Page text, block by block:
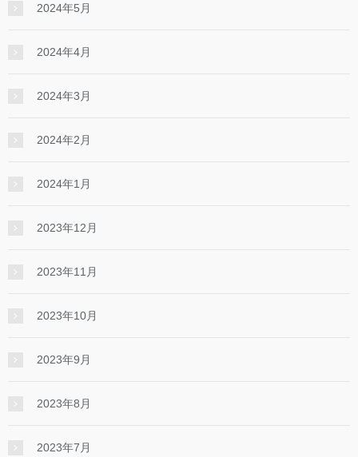
2024年5月
2024年4月
2024年3月
2024年2月
2024年1月
2023年12月
2023年11月
2023年10月
2023年9月
2023年8月
2023年7月